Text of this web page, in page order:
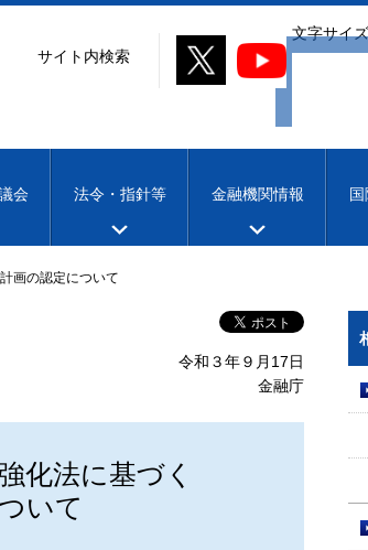
文字サイズ
サイト内検索
会 法令・指針等 金融機関情報
画の認定について
令和３年９月17日
金融庁
化法に基づく
いて